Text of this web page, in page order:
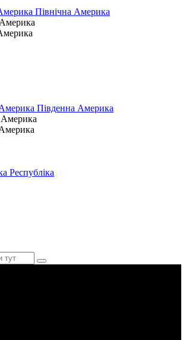
Північна Америка
Південна Америка
Республіка